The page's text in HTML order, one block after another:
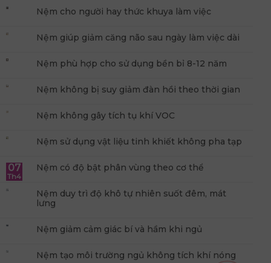
Nệm cho người hay thức khuya làm việc
Nệm giúp giảm căng não sau ngày làm việc dài
Nệm phù hợp cho sử dụng bền bỉ 8-12 năm
Nệm không bị suy giảm đàn hồi theo thời gian
Nệm không gây tích tụ khí VOC
Nệm sử dụng vật liệu tinh khiết không pha tạp
07
Th4
Nệm có độ bật phân vùng theo cơ thể
Nệm duy trì độ khô tự nhiên suốt đêm, mát
lưng
Nệm giảm cảm giác bí và hầm khi ngủ
Nệm tạo môi trường ngủ không tích khí nóng